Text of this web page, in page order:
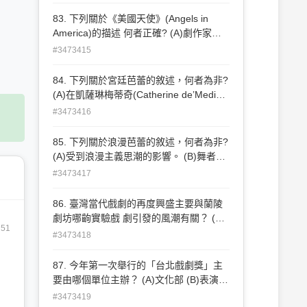
明。 (C)荒謬戲劇(Theatre of the Absurd)
是一群有組織的藝術家，集體行動的美學
83. 下列關於《美國天使》(Angels in
America)的描述 何者正確? (A)劇作家是
亞瑟米勒(Arthur Miller)。 (B)劇本以超現
劇本透過美國男同志的愛滋危機，批判美
國國家意識形態。 (D)本劇曾獲得奧斯卡
#3473415
84. 下列關於宮廷芭蕾的敘述，何者為非?
(A)在凱薩琳梅蒂奇(Catherine de’Medici)
的引領下進入法國。 (B)起源於義大利文
(Louis XIV)借其塑造自身君主形象。 (D)
《仙女》(La Sylphida)是重要舞劇。
#3473416
85. 下列關於浪漫芭蕾的敘述，何者為非?
(A)受到浪漫主義思潮的影響。 (B)舞者穿
著傳統芭蕾連衣短裙 tutu。 (C)主題常常
(Giselle)是重要舞劇。
#3473417
86. 臺灣當代戲劇的再度興盛主要與蘭陵
劇坊哪齣實驗戲 劇引發的風潮有關？ (A)
《暗戀桃花源》 (B)《演員實驗教室》 (C)
#3473418
87. 今年第一次舉行的「台北戲劇獎」主
要由哪個單位主辦？ (A)文化部 (B)表演藝
術聯盟 (C)國家表演藝術中心 (D)台北市文
#3473419